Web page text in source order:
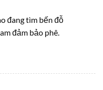
đang tìm bến đỗ
đảm bảo phê.